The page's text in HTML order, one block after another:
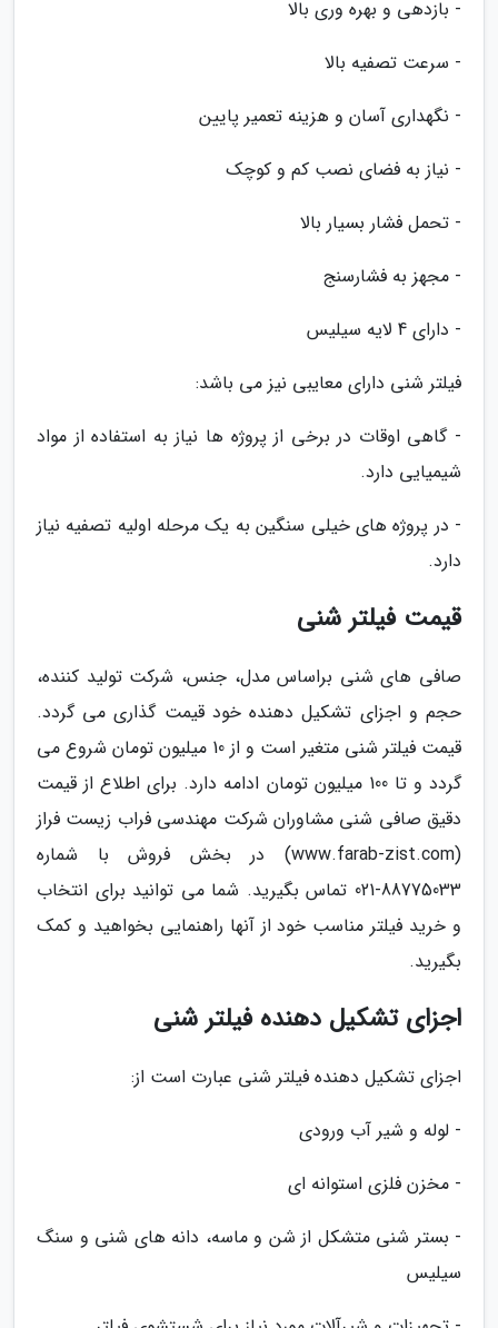
- بازدهی و بهره وری بالا
- سرعت تصفیه بالا
- نگهداری آسان و هزینه تعمیر پایین
- نیاز به فضای نصب کم و کوچک
- تحمل فشار بسیار بالا
- مجهز به فشارسنج
- دارای 4 لایه سیلیس
فیلتر شنی دارای معایبی نیز می باشد:
- گاهی اوقات در برخی از پروژه ها نیاز به استفاده از مواد
شیمیایی دارد.
- در پروژه های خیلی سنگین به یک مرحله اولیه تصفیه نیاز
دارد.
قیمت فیلتر شنی
صافی های شنی براساس مدل، جنس، شرکت تولید کننده،
حجم و اجزای تشکیل دهنده خود قیمت گذاری می گردد.
قیمت فیلتر شنی متغیر است و از 10 میلیون تومان شروع می
گردد و تا 100 میلیون تومان ادامه دارد. برای اطلاع از قیمت
دقیق صافی شنی مشاوران شرکت مهندسی فراب زیست فراز
(www.farab-zist.com) در بخش فروش با شماره
88775033-021 تماس بگیرید. شما می توانید برای انتخاب
و خرید فیلتر مناسب خود از آنها راهنمایی بخواهید و کمک
بگیرید.
اجزای تشکیل دهنده فیلتر شنی
اجزای تشکیل دهنده فیلتر شنی عبارت است از:
- لوله و شیر آب ورودی
- مخزن فلزی استوانه ای
- بستر شنی متشکل از شن و ماسه، دانه های شنی و سنگ
سیلیس